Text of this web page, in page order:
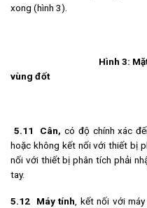
xong (hình 3).
Hình 3: Mặt cắt quá
vùng đốt
5.11 Cân,có độ chính xác
hoặc không kết nối với thiết bị
nối với thiết bị phân tích phải
tay.
5.12 Máy tính, kết nối với